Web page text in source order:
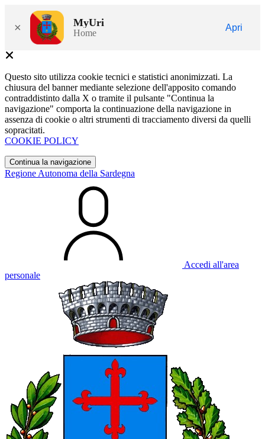
× MyUri
Home
Apri
Questo sito utilizza cookie tecnici e statistici anonimizzati. La
chiusura del banner mediante selezione dell'apposito comando
contraddistinto dalla X o tramite il pulsante "Continua la
navigazione" comporta la continuazione della navigazione in
assenza di cookie o altri strumenti di tracciamento diversi da quelli
sopracitati.
COOKIE POLICY
Continua la navigazione
Regione Autonoma della Sardegna
Accedi all'area
personale